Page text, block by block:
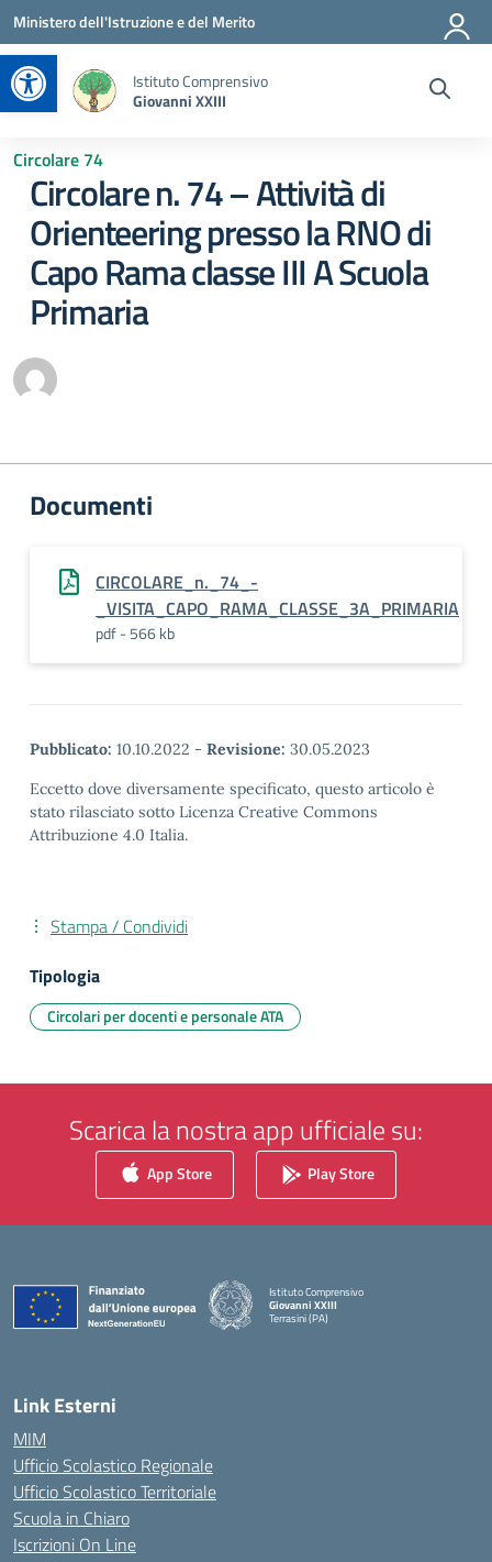
Apri la barra degli strumenti
Vai ai contenuti
Vai al menu di navigazione
Vai al footer
Ministero dell'Istruzione e del Merito
Istituto Comprensivo
Giovanni XXIII
Circolare 74
Circolare n. 74 – Attività di
Orienteering presso la RNO di
Capo Rama classe III A Scuola
Primaria
Documenti
CIRCOLARE_n._74_-
_VISITA_CAPO_RAMA_CLASSE_3A_PRIMARIA
pdf - 566 kb
Pubblicato: 10.10.2022 - Revisione: 30.05.2023
Eccetto dove diversamente specificato, questo articolo è
stato rilasciato sotto Licenza Creative Commons
Attribuzione 4.0 Italia.
Stampa / Condividi
Tipologia
Circolari per docenti e personale ATA
Scarica la nostra app ufficiale su:
App Store Play Store
Istituto Comprensivo
Giovanni XXIII
Terrasini (PA)
Link Esterni
MIM
Ufficio Scolastico Regionale
Ufficio Scolastico Territoriale
Scuola in Chiaro
Iscrizioni On Line